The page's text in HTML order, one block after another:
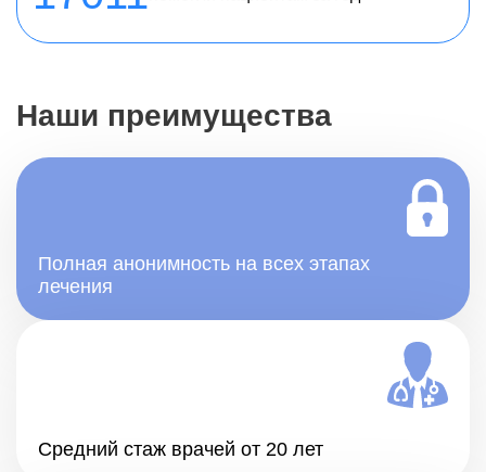
Наши преимущества
Полная анонимность на всех этапах
лечения
Средний стаж врачей от 20 лет